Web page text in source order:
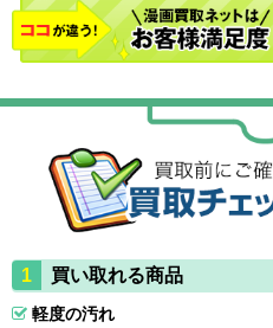
買い取れる商品
軽度の汚れ